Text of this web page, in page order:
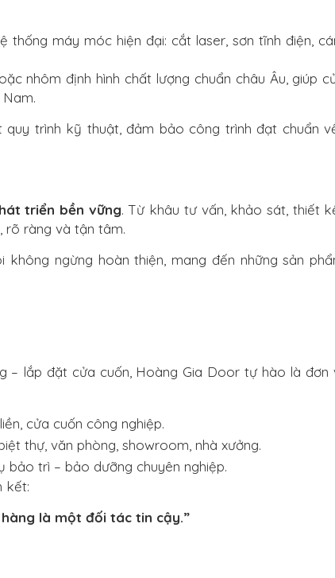
máy móc hiện đại: cắt laser, sơn tĩnh điện,
nhôm định hình chất lượng chuẩn châu Âu, giúp
trình kỹ thuật, đảm bảo công trình đạt chuẩn
triển bền vững. Từ khâu tư vấn, khảo sát, thiết
rõ ràng và tận tâm.
ngừng hoàn thiện, mang đến những sản
– lắp đặt cửa cuốn, Hoàng Gia Door tự hào là đơn
cửa cuốn công nghiệp.
thự, văn phòng, showroom, nhà xưởng.
bảo trì – bảo dưỡng chuyên nghiệp.
kết:
là một đối tác tin cậy.”